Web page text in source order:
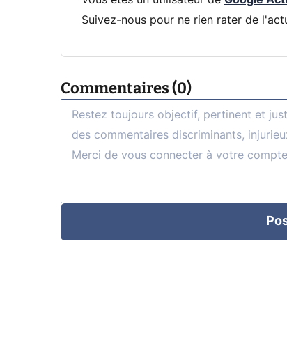
Suivez-nous pour ne rien rater de
Commentaires (0)